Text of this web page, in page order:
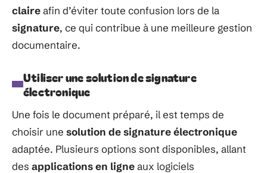
claireafin d’éviter toute confusion lors de la
signature, ce qui contribue à une meilleure gestion
documentaire.
Utiliser une solution de signature
électronique
Une fois le document préparé, il est temps de
choisir une solution de signature électronique
adaptée. Plusieurs options sont disponibles, allant
des applications en ligneaux logiciels